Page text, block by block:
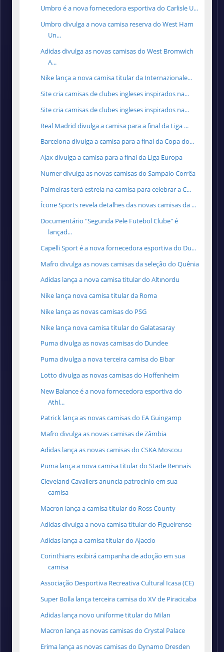
Umbro é a nova fornecedora esportiva do Carlisle U...
Umbro divulga a nova camisa reserva do West Ham
Un...
Adidas divulga as novas camisas do West Bromwich
A...
Nike lança a nova camisa titular da Internazionale...
Site cria camisas de clubes ingleses inspirados na...
Site cria camisas de clubes ingleses inspirados na...
Real Madrid divulga a camisa para a final da Liga ...
Barcelona divulga a camisa para a final da Copa do...
Ajax divulga a camisa para a final da Liga Europa
Numer divulga as novas camisas do Sampaio Corrêa
Palmeiras terá estrela na camisa para celebrar a C...
Ícone Sports revela detalhes das novas camisas da ...
Documentário "Segunda Pele Futebol Clube" é
lançad...
Capelli Sport é a nova fornecedora esportiva do Du...
Mafro divulga as novas camisas da seleção do Quênia
Adidas lança a nova camisa titular do Altınordu
Nike lança nova camisa titular da Roma
Nike lança as novas camisas do PSG
Nike lança nova camisa titular do Galatasaray
Puma divulga as novas camisas do Dundee
Puma divulga a nova terceira camisa do Eibar
Lotto divulga as novas camisas do Hoffenheim
New Balance é a nova fornecedora esportiva do
Athl...
Patrick lança as novas camisas do EA Guingamp
Mafro divulga as novas camisas de Zâmbia
Adidas lança as novas camisas do CSKA Moscou
Puma lança a nova camisa titular do Stade Rennais
Cleveland Cavaliers anuncia patrocínio em sua
camisa
Macron lança a camisa titular do Ross County
Adidas divulga a nova camisa titular do Figueirense
Adidas lança a camisa titular do Ajaccio
Corinthians exibirá campanha de adoção em sua
camisa
Associação Desportiva Recreativa Cultural Icasa (CE)
Super Bolla lança terceira camisa do XV de Piracicaba
Adidas lança novo uniforme titular do Milan
Macron lança as novas camisas do Crystal Palace
Erima lança as novas camisas do Dynamo Dresden